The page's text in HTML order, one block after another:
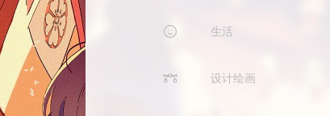
生活
设计绘画